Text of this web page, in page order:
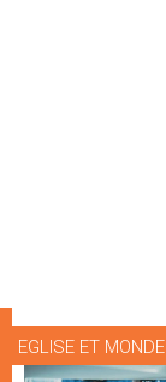
EGLISE ET MONDE